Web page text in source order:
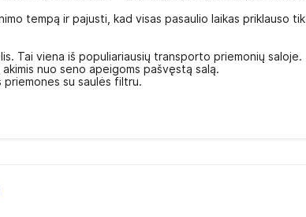
tempą ir pajusti, kad visas pasaulio laikas priklauso tik
Tai viena iš populiariausių transporto priemonių saloje.
nuo seno apeigoms pašvęstą salą.
su saulės filtru.